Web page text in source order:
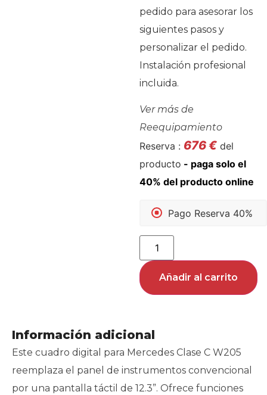
pedido para asesorar los
siguientes pasos y
personalizar el pedido.
Instalación profesional
incluida.
Ver más de
Reequipamiento
Reserva : 676€ del
producto
Pago Reserva 40%
Añadir al carrito
Información adicional
Este cuadro digital para Mercedes Clase C W205
reemplaza el panel de instrumentos convencional
por una pantalla táctil de 12.3”. Ofrece funciones